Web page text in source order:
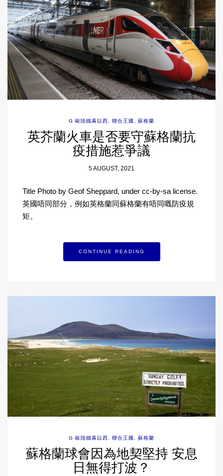
G 歐陸鐵幕以西 聯合王國 蘇格蘭
英芥蘭火車是否要守蘇格蘭抗
疫措施惹爭議
5 AUGUST, 2021
Title Photo by Geof Sheppard, under cc-by-sa license.
英國唔同部分，例如英格蘭同蘇格蘭有唔同嘅防疫規
矩。
CONTINUE READING
G 歐陸鐵幕以西 聯合王國 蘇格蘭
蘇格蘭球會因為地契堅持 安息
日無得打波？